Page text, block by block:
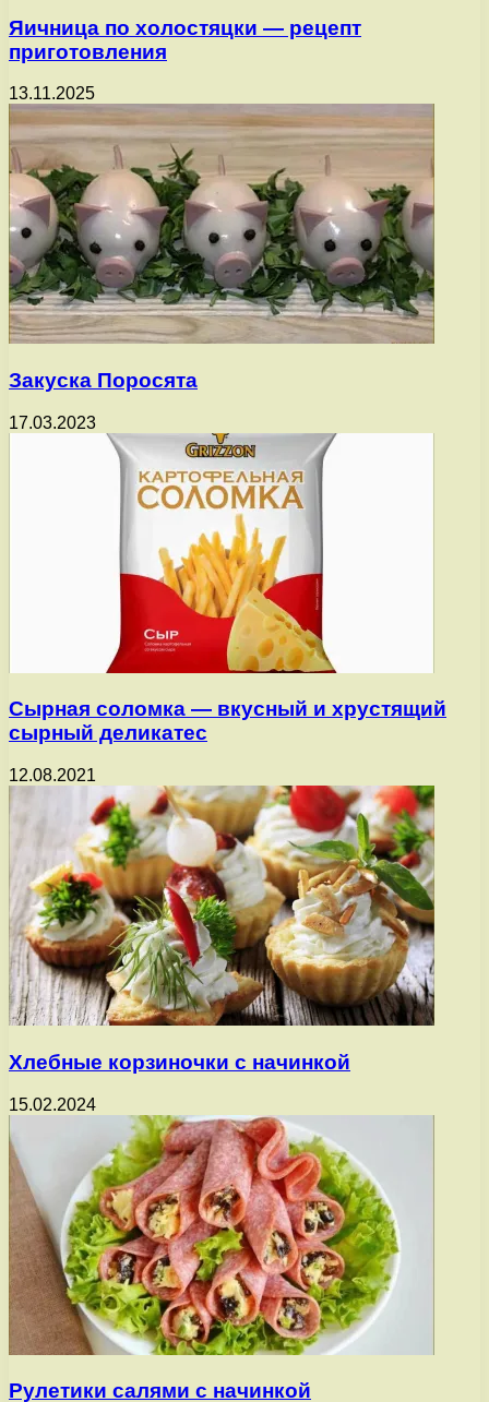
Яичница по холостяцки — рецепт
приготовления
13.11.2025
Закуска Поросята
17.03.2023
Сырная соломка — вкусный и хрустящий
сырный деликатес
12.08.2021
Хлебные корзиночки с начинкой
15.02.2024
Рулетики салями с начинкой